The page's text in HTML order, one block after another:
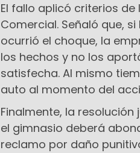
El fallo aplicó criterios de
Comercial. Señaló que,
ocurrió el choque, la
los hechos y no los
satisfecha. Al mismo
auto al momento del
Finalmente, la
el gimnasio deberá
reclamo por daño